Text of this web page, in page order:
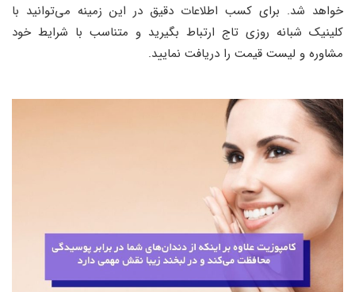
خواهد شد. برای کسب اطلاعات دقیق در این زمینه می‌توانید با
کلینیک شبانه روزی تاج ارتباط بگیرید و متناسب با شرایط خود
مشاوره و لیست قیمت را دریافت نمایید.